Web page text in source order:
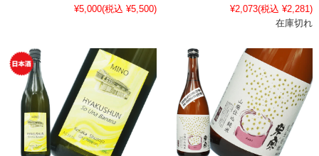
¥5,000(税込 ¥5,500)
¥2,073(税込 ¥2,281)
在庫切れ